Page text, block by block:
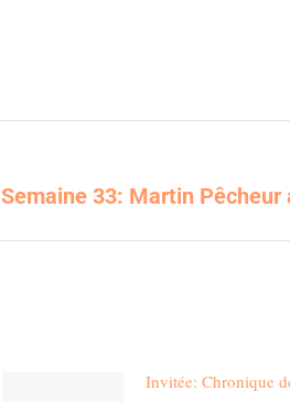
Semaine 33: Martin Pêcheur
Invitée: Chronique